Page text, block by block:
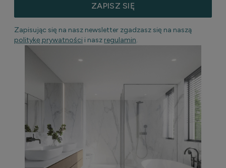
ZAPISZ SIĘ
Zapisując się na nasz newsletter zgadzasz się na naszą
politykę prywatności i nasz regulamin.